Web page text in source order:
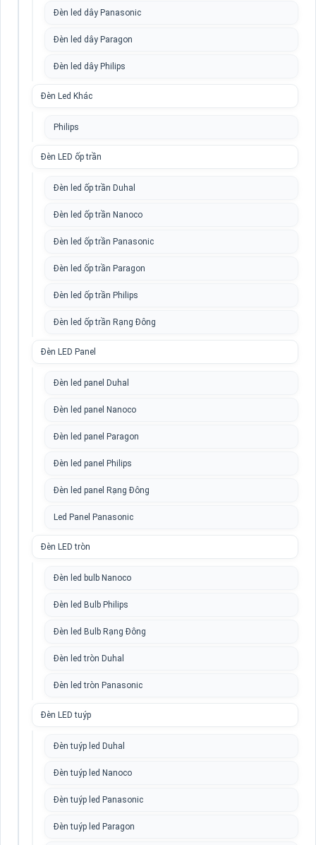
Đèn led dây Panasonic
Đèn led dây Paragon
Đèn led dây Philips
Đèn Led Khác
Philips
Đèn LED ốp trần
Đèn led ốp trần Duhal
Đèn led ốp trần Nanoco
Đèn led ốp trần Panasonic
Đèn led ốp trần Paragon
Đèn led ốp trần Philips
Đèn led ốp trần Rạng Đông
Đèn LED Panel
Đèn led panel Duhal
Đèn led panel Nanoco
Đèn led panel Paragon
Đèn led panel Philips
Đèn led panel Rạng Đông
Led Panel Panasonic
Đèn LED tròn
Đèn led bulb Nanoco
Đèn led Bulb Philips
Đèn led Bulb Rạng Đông
Đèn led tròn Duhal
Đèn led tròn Panasonic
Đèn LED tuýp
Đèn tuýp led Duhal
Đèn tuýp led Nanoco
Đèn tuýp led Panasonic
Đèn tuýp led Paragon